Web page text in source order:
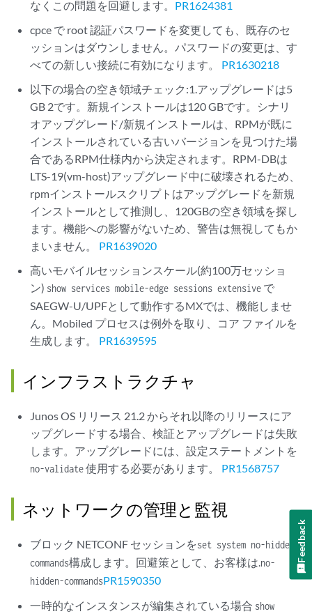
なくこの問題を回避します。 PR1624381
cpce で root 認証パスワードを変更しても、既存のセ
ッションはダウンしません。パスワードの変更は、す
べての新しい接続に有効になります。 PR1630218
以下の場合の空き領域チェック:1.アップグレードは5
GB 2です。新規インストールは120 GBです。シナリ
オアップグレード/新規インストールは、RPMが既に
インストールされている古いバージョンを見つけた場
合であるRPM仕様内から決定されます。RPM-DBは
LTS-19(vm-host)アップグレード中に破壊されるため、
rpmインストールスクリプトはアップグレードを新規
インストールとして推測し、120GBの空き領域を探し
ます。機能への影響がないため、警告は無視してもか
まいません。 PR1639020
高いモバイルセッションスケール(約100万セッショ
ン) show services mobile-edge sessions extensive で
SAEGW-U/UPFとして動作するMXでは、機能しませ
ん。Mobiled プロセスは例外を取り、コア ファイルを
生成します。 PR1639595
インフラストラクチャ
Junos OS リリース 21.2 からそれ以降のリリースにア
ップグレードする場合、検証とアップグレードは失敗
します。アップグレードには、設定ステートメントを
no-validate使用する必要があります。 PR1568757
ネットワークの管理と監視
ブロック NETCONF セッションをset system no-hidden-
commands構成します。回避策として、お客様は.no-
hidden-commandsPR1590350
一時的なインスタンスが編集されている場合 show
Feedback